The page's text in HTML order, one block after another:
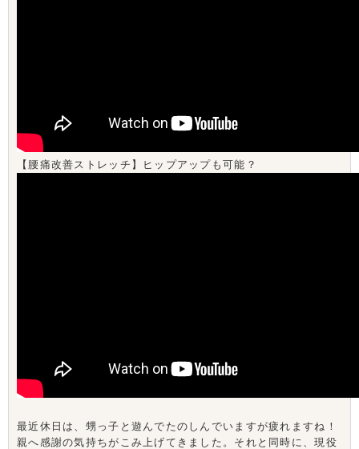
【腰痛改善ストレッチ】ヒップアップも可能？
最近休日は、甥っ子と遊んでたのしんでいますが疲れますね！
親へ感謝の気持ちがこみ上げてきました。それと同時に、現役